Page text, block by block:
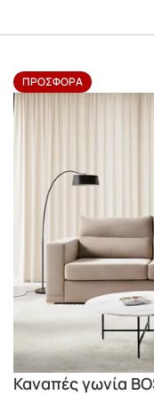
ΠΡΟΣΦΟΡΆ
Καναπές γωνία